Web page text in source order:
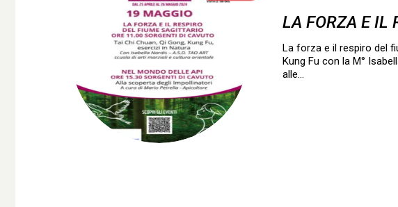
LA FORZA E IL
La forza e il respiro del
Kung Fu con la M°
alle…